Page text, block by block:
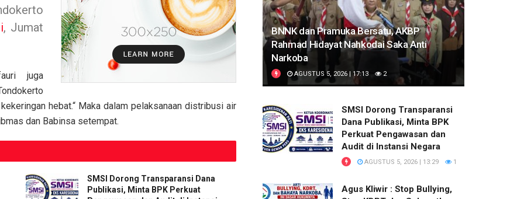
, Jumat
juga
hebat.“ Maka dalam pelaksanaan distribusi air
dan Babinsa setempat.
SMSI Dorong Transparansi Dana
Publikasi, Minta BPK Perkuat
BNNK dan Pramuka Bersatu, AKBP
Rahmad Hidayat Nahkodai Saka Anti
Narkoba
AGUSTUS 5, 2026 | 17:13 2
SMSI Dorong Transparansi
Dana Publikasi, Minta BPK
Perkuat Pengawasan dan
Audit di Instansi Negara
AGUSTUS 5, 2026 | 13:29 1
Agus Kliwir : Stop Bullying,